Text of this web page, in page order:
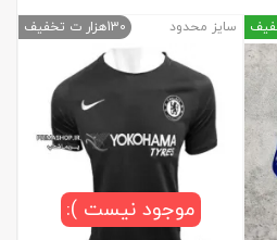
سایز محدود 130هزار ت تخفیف
موجود نیست ):